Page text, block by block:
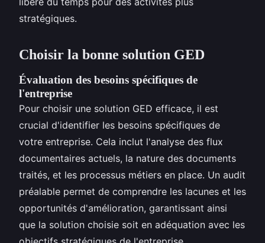
stratégiques.
Choisir la bonne solution GED
Évaluation des besoins spécifiques de
l'entreprise
Pour choisir une solution GED efficace, il est
crucial d'identifier les besoins spécifiques de
votre entreprise. Cela inclut l'analyse des flux
documentaires actuels, la nature des documents
traités, et les processus métiers en place. Un audit
préalable permet de comprendre les lacunes et les
opportunités d'amélioration, garantissant ainsi
que la solution choisie soit en adéquation avec les